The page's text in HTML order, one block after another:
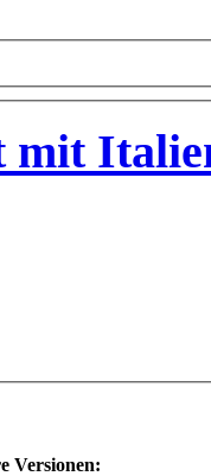
mit
Versionen: